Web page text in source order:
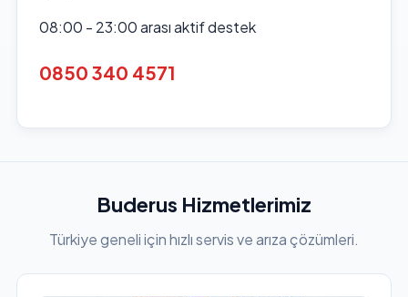
08:00 - 23:00 arası aktif destek
0850 340 4571
Buderus Hizmetlerimiz
Türkiye geneli için hızlı servis ve arıza çözümleri.